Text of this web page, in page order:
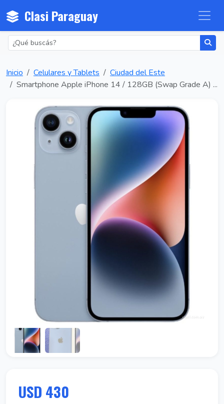
Clasi Paraguay
Inicio Celulares y Tablets
Ciudad del Este
Smartphone Apple iPhone 14 / 128GB (Swap Grade A) ...
USD 430